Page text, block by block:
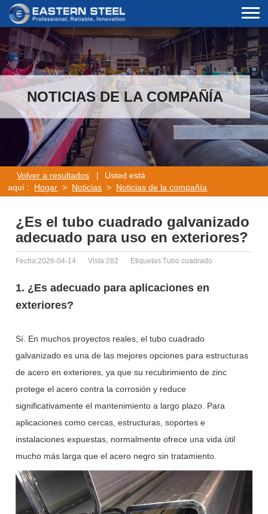
NOTICIAS DE LA COMPAÑÍA
Volver a resultados |
Usted está
aquí : Hogar > Noticias > Noticias de la compañía
¿Es el tubo cuadrado galvanizado
adecuado para uso en exteriores?
Fecha:2026-04-14 Vista:282 Etiquetas:Tubo cuadrado
1. ¿Es adecuado para aplicaciones en
exteriores?
Sí. En muchos proyectos reales, el tubo cuadrado
galvanizado es una de las mejores opciones para estructuras
de acero en exteriores, ya que su recubrimiento de zinc
protege el acero contra la corrosión y reduce
significativamente el mantenimiento a largo plazo. Para
aplicaciones como cercas, estructuras, soportes e
instalaciones expuestas, normalmente ofrece una vida útil
mucho más larga que el acero negro sin tratamiento.